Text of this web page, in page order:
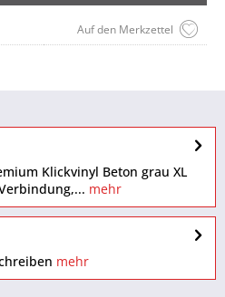
Auf den Merkzettel
Klickvinyl Beton grau XL
mehr
mehr